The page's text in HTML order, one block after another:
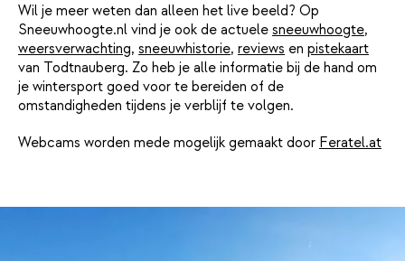
Wil je meer weten dan alleen het live beeld? Op
Sneeuwhoogte.nl vind je ook de actuele sneeuwhoogte,
weersverwachting, sneeuwhistorie, reviews en pistekaart
van Todtnauberg. Zo heb je alle informatie bij de hand om
je wintersport goed voor te bereiden of de
omstandigheden tijdens je verblijf te volgen.
Webcams worden mede mogelijk gemaakt door Feratel.at